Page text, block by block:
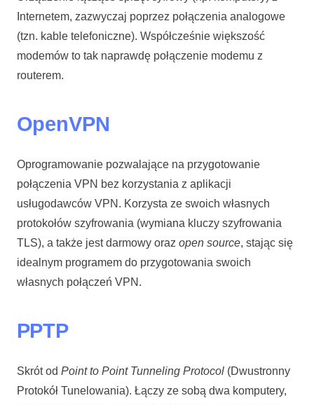
Internetem, zazwyczaj poprzez połączenia analogowe
(tzn. kable telefoniczne). Współcześnie większość
modemów to tak naprawdę połączenie modemu z
routerem.
OpenVPN
Oprogramowanie pozwalające na przygotowanie
połączenia VPN bez korzystania z aplikacji
usługodawców VPN. Korzysta ze swoich własnych
protokołów szyfrowania (wymiana kluczy szyfrowania
TLS), a także jest darmowy oraz open source, stając się
idealnym programem do przygotowania swoich
własnych połączeń VPN.
PPTP
Skrót od Point to Point Tunneling Protocol (Dwustronny
Protokół Tunelowania). Łączy ze sobą dwa komputery,